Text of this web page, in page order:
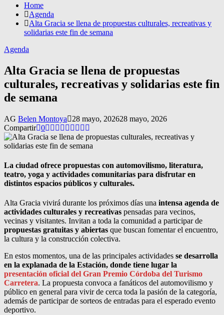
Home
Agenda
Alta Gracia se llena de propuestas culturales, recreativas y
solidarias este fin de semana
Agenda
Alta Gracia se llena de propuestas
culturales, recreativas y solidarias este fin
de semana
AG Belen Montoya 28 mayo, 202628 mayo, 2026
Compartir 0
La ciudad ofrece propuestas con automovilismo, literatura,
teatro, yoga y actividades comunitarias para disfrutar en
distintos espacios públicos y culturales.
Alta Gracia vivirá durante los próximos días una intensa agenda de
actividades culturales y recreativas pensadas para vecinos,
vecinas y visitantes. Invitan a toda la comunidad a participar de
propuestas gratuitas y abiertas que buscan fomentar el encuentro,
la cultura y la construcción colectiva.
En estos momentos, una de las principales actividades se desarrolla
en la explanada de la Estación, donde tiene lugar la
presentación oficial del Gran Premio Córdoba del Turismo
Carretera. La propuesta convoca a fanáticos del automovilismo y
público en general para vivir de cerca toda la pasión de la categoría,
además de participar de sorteos de entradas para el esperado evento
deportivo.